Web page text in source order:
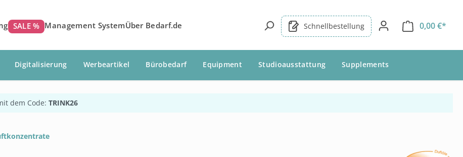
SALE % Management SystemÜber Bedarf.de Schnellbestellung 0,00 €*
Digitalisierung Werbeartikel Bürobedarf Equipment Studioausstattung Supplements
dem Code: TRINK26